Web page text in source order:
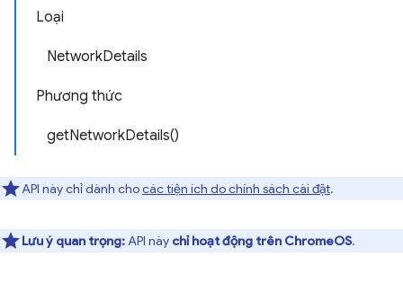
Loại
NetworkDetails
Phương thức
getNetworkDetails()
API này chỉ dành chocác tiện ích do chính sách cài đặt.
Lưu ý quan trọng:API này chỉ hoạt động trên ChromeOS.